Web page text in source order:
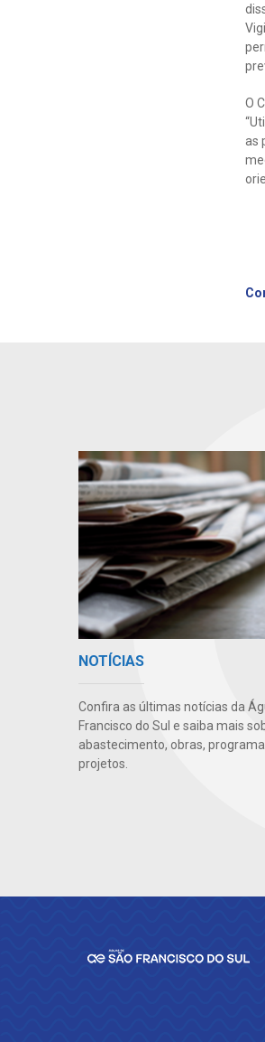
O
as
NOTÍCIAS
Confira as últimas notícias da
Francisco do Sul e saiba mais
abastecimento, obras,
projetos.